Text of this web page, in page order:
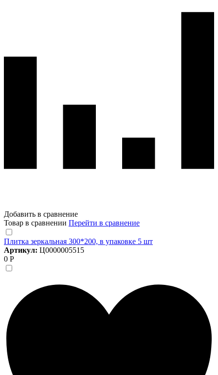
Добавить в сравнение
Товар в сравнении Перейти в сравнение
Плитка зеркальная 300*200, в упаковке 5 шт
Артикул: Ц0000005515
0 Р